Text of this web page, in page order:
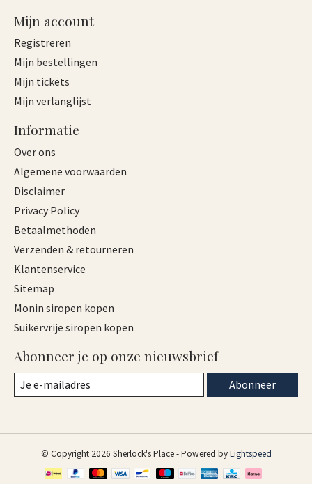
Mijn account
Registreren
Mijn bestellingen
Mijn tickets
Mijn verlanglijst
Informatie
Over ons
Algemene voorwaarden
Disclaimer
Privacy Policy
Betaalmethoden
Verzenden & retourneren
Klantenservice
Sitemap
Monin siropen kopen
Suikervrije siropen kopen
Abonneer je op onze nieuwsbrief
Abonneer
© Copyright 2026 Sherlock's Place - Powered byLightspeed